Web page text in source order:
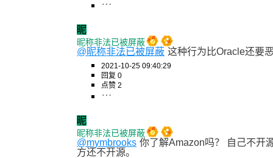
昵
昵称非法已被屏蔽
@昵称非法已被屏蔽 这种行为比Oracle还要
2021-10-25 09:40:29
回复 0
点赞 2
昵
昵称非法已被屏蔽
@mymbrooks 你了解Amazon吗？ 自己不开
方还不开源。